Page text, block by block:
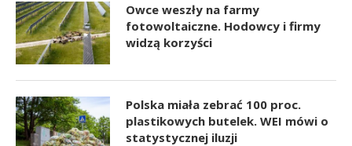
Owce weszły na farmy
fotowoltaiczne. Hodowcy i firmy
widzą korzyści
Polska miała zebrać 100 proc.
plastikowych butelek. WEI mówi o
statystycznej iluzji